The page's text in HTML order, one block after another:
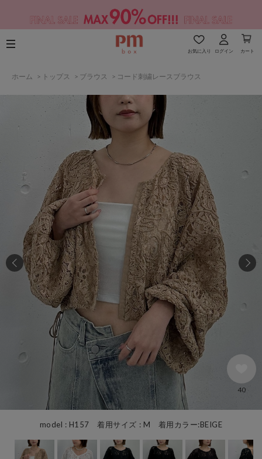
お気に入り ログイン カート
ホーム > トップス > ブラウス > コード刺繍レースブラウス
model : H157 着用サイズ : M 着用カラー:BEIGE
40